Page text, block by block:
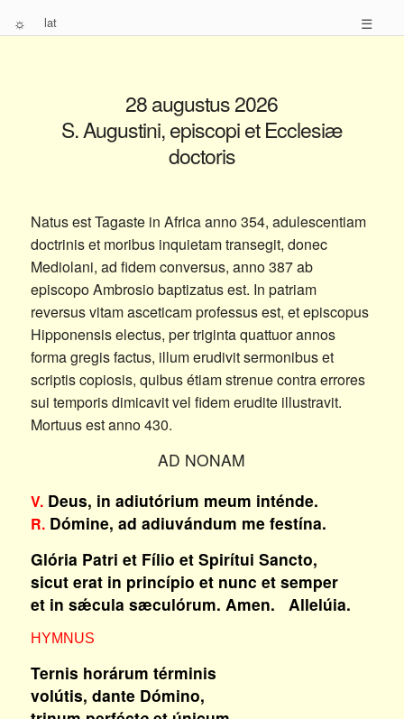
☼ lat ☰
28 augustus 2026
S. Augustini, episcopi et Ecclesiæ
doctoris
Natus est Tagaste in Africa anno 354, adulescentiam
doctrinis et moribus inquietam transegit, donec
Mediolani, ad fidem conversus, anno 387 ab
episcopo Ambrosio baptizatus est. In patriam
reversus vitam asceticam professus est, et episcopus
Hipponensis electus, per triginta quattuor annos
forma gregis factus, illum erudivit sermonibus et
scriptis copiosis, quibus étiam strenue contra errores
sui temporis dimicavit vel fidem erudite illustravit.
Mortuus est anno 430.
AD NONAM
V.Deus, in adiutórium meum inténde.
R.Dómine, ad adiuvándum me festína.
Glória Patri et Fílio et Spirítui Sancto,
sicut erat in princípio et nunc et semper
et in sǽcula sæculórum. Amen. Allelúia.
HYMNUS
Ternis horárum términis
volútis, dante Dómino,